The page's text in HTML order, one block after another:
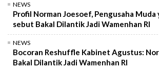
NEWS
Profil Norman Joesoef, Pengusaha
sebut Bakal Dilantik Jadi Wamenhan RI
NEWS
Bocoran Reshuffle Kabinet Agustus:
Bakal Dilantik Jadi Wamenhan RI